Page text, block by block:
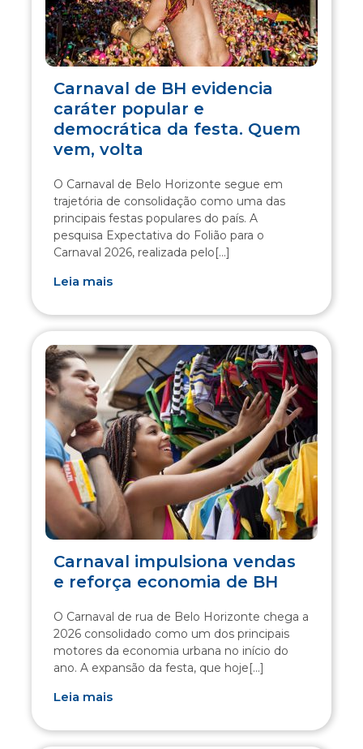
Carnaval de BH evidencia
caráter popular e
democrática da festa. Quem
vem, volta
O Carnaval de Belo Horizonte segue em
trajetória de consolidação como uma das
principais festas populares do país. A
pesquisa Expectativa do Folião para o
Carnaval 2026, realizada pelo[...]
Leia mais
Carnaval impulsiona vendas
e reforça economia de BH
O Carnaval de rua de Belo Horizonte chega a
2026 consolidado como um dos principais
motores da economia urbana no início do
ano. A expansão da festa, que hoje[...]
Leia mais